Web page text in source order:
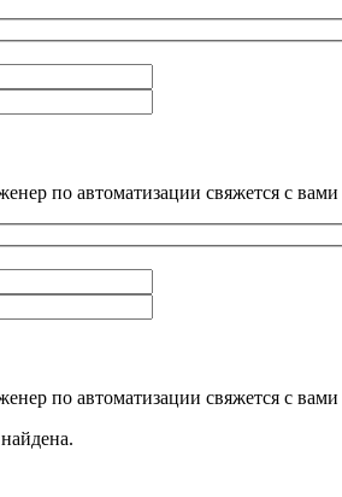
по автоматизации свяжется с вами
по автоматизации свяжется с вами